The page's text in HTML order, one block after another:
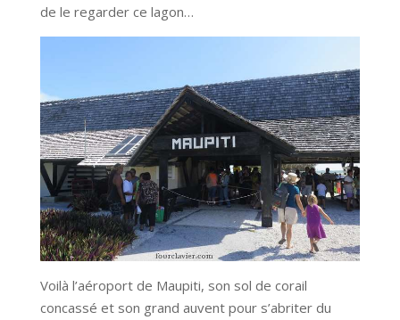
de le regarder ce lagon…
Voilà l’aéroport de Maupiti, son sol de corail
concassé et son grand auvent pour s’abriter du